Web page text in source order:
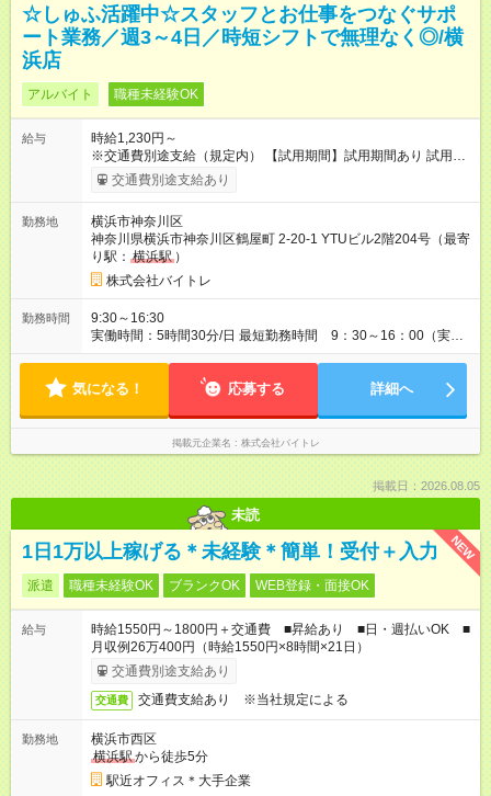
☆しゅふ活躍中☆スタッフとお仕事をつなぐサポ
ート業務／週3～4日／時短シフトで無理なく◎/横
浜店
アルバイト 職種未経験OK
給与
時給1,230円～
※交通費別途支給（規定内） 【試用期間】試用期間あり 試用期
間の長さ：2ヶ月 雇用形態、給与は本採用時と同じです。
交通費別途支給あり
勤務地
横浜市神奈川区
神奈川県横浜市神奈川区鶴屋町 2-20-1 YTUビル2階204号（最寄
り駅： 横浜駅 ）
株式会社バイトレ
勤務時間
9:30～16:30
実働時間：5時間30分/日 最短勤務時間 9：30～16：00（実働
5.5時間） 9：30～16：30（実働6時間）、9：30～17：00（実
気になる！ 応募する 詳細へ
掲載元企業名 株式会社バイトレ
掲載日：2026.08.05
未読
NEW
1日1万以上稼げる＊未経験＊簡単！受付＋入力
派遣 職種未経験OK ブランクOK WEB登録・面接OK
給与
時給1550円～1800円＋交通費 ■昇給あり ■日・週払いOK ■
月収例26万400円（時給1550円×8時間×21日）
交通費別途支給あり
交通費 交通費支給あり ※当社規定による
勤務地
横浜市西区
横浜駅から徒歩5分
駅近オフィス＊大手企業